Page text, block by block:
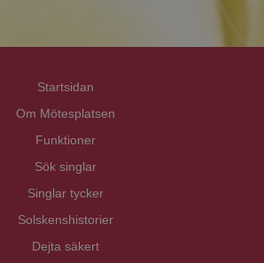
Startsidan
Om Mötesplatsen
Funktioner
Sök singlar
Singlar tycker
Solskenshistorier
Dejta säkert